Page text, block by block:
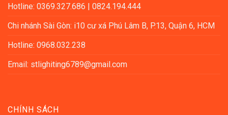
Hotline: 0369.327.686 | 0824.194.444
Chi nhánh Sài Gòn: i10 cư xá Phú Lâm B, P.13, Quận 6, HCM
Hotline: 0968.032.238
Email: stlighiting6789@gmail.com
CHÍNH SÁCH